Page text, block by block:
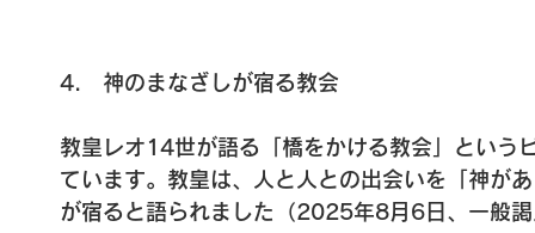
また、教皇は「平和は、心の中で、心から出
と、人と人との関係性に根ざし、日々の対話と
教皇にとって「橋」という言葉は、単なる比喩
界との関係を、もう一度結び直すという使命を
4.　神のまなざしが宿る教会
教皇レオ14世が語る「橋をかける教会」という
ています。教皇は、人と人との出会いを「神が
が宿ると語られました（2025年8月6日、一般